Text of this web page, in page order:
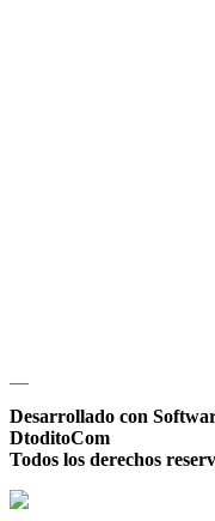
Desarrollado con
DtoditoCom
Todos los derechos